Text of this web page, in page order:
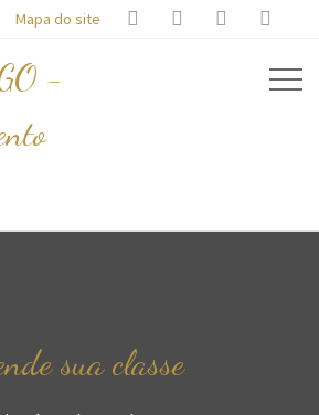
Mapa do site    
-
sua classe